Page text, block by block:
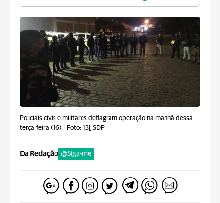
Policiais civis e militares deflagram operação na manhã dessa
terça-feira (16) - Foto: 13[ SDP
Da Redação @Siga-me